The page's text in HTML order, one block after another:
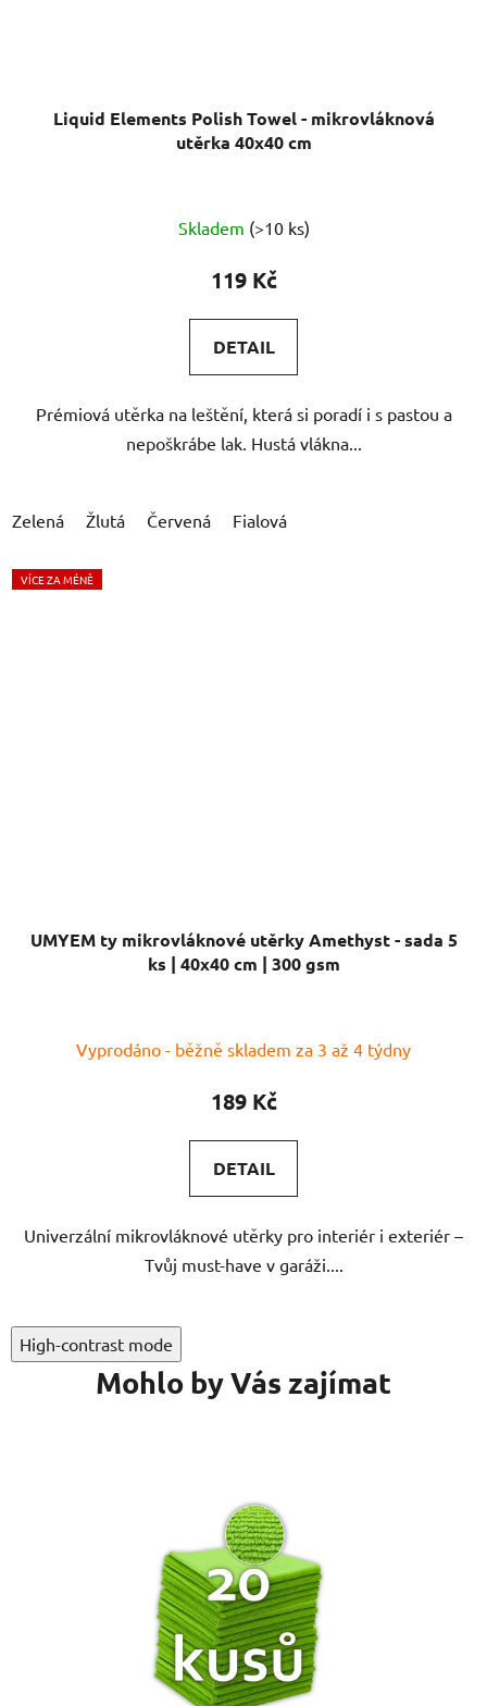
Liquid Elements Polish Towel - mikrovláknová
utěrka 40x40 cm
Skladem (>10 ks)
119 Kč
DETAIL
Prémiová utěrka na leštění, která si poradí i s pastou a
nepoškrábe lak. Hustá vlákna...
Zelená Žlutá Červená Fialová
VÍCE ZA MÉNĚ
UMYEM ty mikrovláknové utěrky Amethyst - sada 5
ks | 40x40 cm | 300 gsm
hodnocení
produktu
5,0
z
hvězdiček.
Vyprodáno - běžně skladem za 3 až 4 týdny
189 Kč
DETAIL
Univerzální mikrovláknové utěrky pro interiér i exteriér –
Tvůj must-have v garáži....
High-contrast mode
Mohlo by Vás zajímat